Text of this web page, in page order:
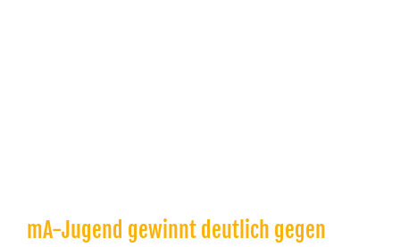
mA-Jugend gewinnt deutlich gegen